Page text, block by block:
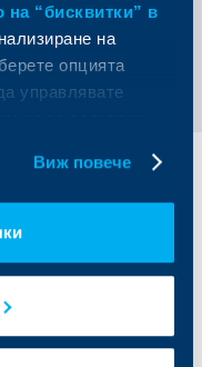
“бисквитки” в
на
опцията
управлявате
Виж повече
на парични средства
финансиране